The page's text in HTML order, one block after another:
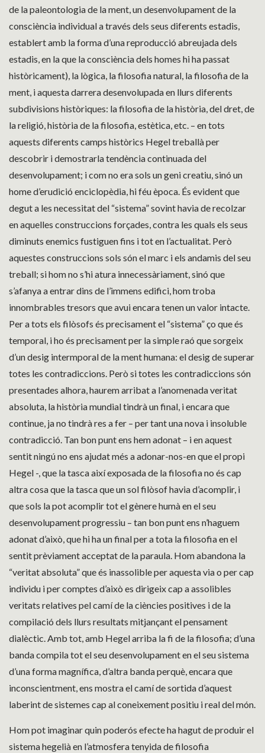
de la paleontologia de la ment, un desenvolupament de la
consciència individual a través dels seus diferents estadis,
establert amb la forma d’una reproducció abreujada dels
estadis, en la que la consciència dels homes hi ha passat
històricament), la lògica, la filosofia natural, la filosofia de la
ment, i aquesta darrera desenvolupada en llurs diferents
subdivisions històriques: la filosofia de la història, del dret, de
la religió, història de la filosofia, estètica, etc. – en tots
aquests diferents camps històrics Hegel treballà per
descobrir i demostrarla tendència continuada del
desenvolupament; i com no era sols un geni creatiu, sinó un
home d’erudició enciclopèdia, hi féu època. És evident que
degut a les necessitat del “sistema” sovint havia de recolzar
en aquelles construccions forçades, contra les quals els seus
diminuts enemics fustiguen fins i tot en l’actualitat. Però
aquestes construccions sols són el marc i els andamis del seu
treball; si hom no s’hi atura innecessàriament, sinó que
s’afanya a entrar dins de l’immens edifici, hom troba
innombrables tresors que avui encara tenen un valor intacte.
Per a tots els filòsofs és precisament el “sistema” ço que és
temporal, i ho és precisament per la simple raó que sorgeix
d’un desig intermporal de la ment humana: el desig de superar
totes les contradiccions. Però si totes les contradiccions són
presentades alhora, haurem arribat a l’anomenada veritat
absoluta, la història mundial tindrà un final, i encara que
continue, ja no tindrà res a fer – per tant una nova i insoluble
contradicció. Tan bon punt ens hem adonat – i en aquest
sentit ningú no ens ajudat més a adonar-nos-en que el propi
Hegel -, que la tasca així exposada de la filosofia no és cap
altra cosa que la tasca que un sol filòsof havia d’acomplir, i
que sols la pot acomplir tot el gènere humà en el seu
desenvolupament progressiu – tan bon punt ens n’haguem
adonat d’això, que hi ha un final per a tota la filosofia en el
sentit prèviament acceptat de la paraula. Hom abandona la
“veritat absoluta” que és inassolible per aquesta via o per cap
individu i per comptes d’això es dirigeix cap a assolibles
veritats relatives pel camí de la ciències positives i de la
compilació dels llurs resultats mitjançant el pensament
dialèctic. Amb tot, amb Hegel arriba la fi de la filosofia; d’una
banda compila tot el seu desenvolupament en el seu sistema
d’una forma magnífica, d’altra banda perquè, encara que
inconscientment, ens mostra el camí de sortida d’aquest
laberint de sistemes cap al coneixement positiu i real del món.
Hom pot imaginar quin poderós efecte ha hagut de produir el
sistema hegelià en l’atmosfera tenyida de filosofia